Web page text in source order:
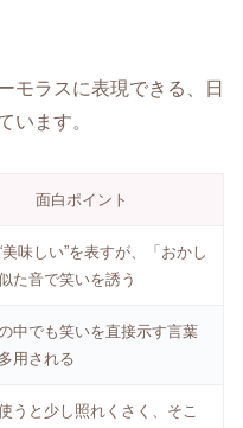
モラスに表現できる、日
います。
面白ポイント
美味しい”を表すが、「おかし
た音で笑いを誘う
中でも笑いを直接示す言葉
用される
うと少し照れくさく、そこ